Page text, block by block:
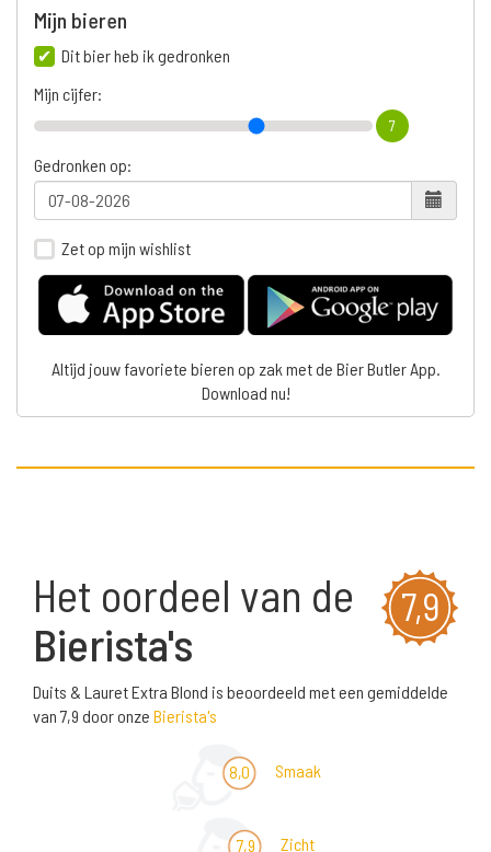
Mijn bieren
Dit bier heb ik gedronken
Mijn cijfer:
7
Gedronken op:
Zet op mijn wishlist
Altijd jouw favoriete bieren op zak met de Bier Butler App.
Download nu!
7,9
Het oordeel van de
Bierista's
Duits & Lauret Extra Blond is beoordeeld met een gemiddelde
van 7,9 door onze Bierista's
8,0 Smaak
7,9 Zicht